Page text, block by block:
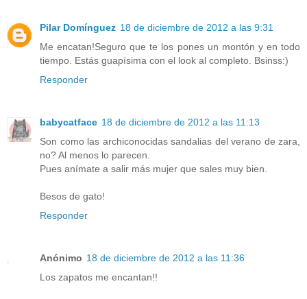
Pilar Domínguez 18 de diciembre de 2012 a las 9:31
Me encatan!Seguro que te los pones un montón y en todo
tiempo. Estás guapísima con el look al completo. Bsinss:)
Responder
babycatface 18 de diciembre de 2012 a las 11:13
Son como las archiconocidas sandalias del verano de zara,
no? Al menos lo parecen.
Pues anímate a salir más mujer que sales muy bien.
Besos de gato!
Responder
Anónimo 18 de diciembre de 2012 a las 11:36
Los zapatos me encantan!!